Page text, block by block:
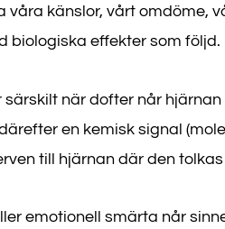
våra känslor, vårt omdöme,
biologiska effekter som följd.
särskilt när dofter når
en kemisk signal
till hjärnan där den
emotionell smärta når